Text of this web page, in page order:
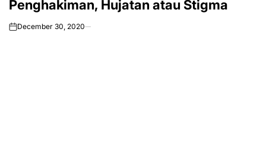
Penghakiman, Hujatan atau Stigma
onDecember 30, 2020